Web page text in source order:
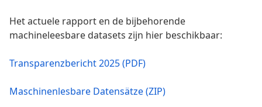
Het actuele rapport en de bijbehorende
machineleesbare datasets zijn hier beschikbaar:
Transparenzbericht 2025 (PDF)
Maschinenlesbare Datensätze (ZIP)